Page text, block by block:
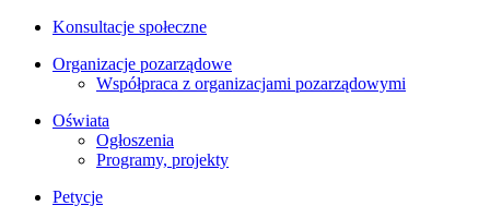
Konsultacje społeczne
Organizacje pozarządowe
Współpraca z organizacjami pozarządowymi
Oświata
Ogłoszenia
Programy, projekty
Petycje